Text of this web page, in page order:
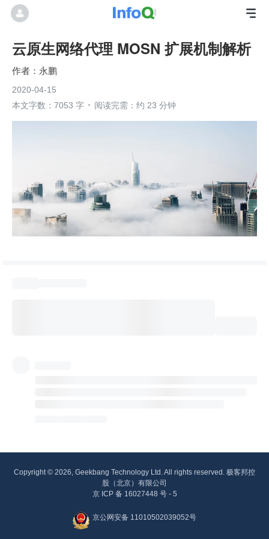
云原生网络代理 MOSN 扩展机制解析
永鹏
2020-04-15
本文字数：7053 字
阅读完需：约 23 分钟
Copyright © 2026, Geekbang Technology Ltd. All rights reserved. 极客邦控
股（北京）有限公司
京 ICP 备 16027448 号 - 5
京公网安备 11010502039052号